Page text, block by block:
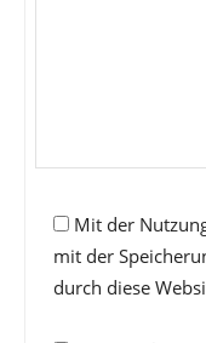
Mit der
mit der
durch diese